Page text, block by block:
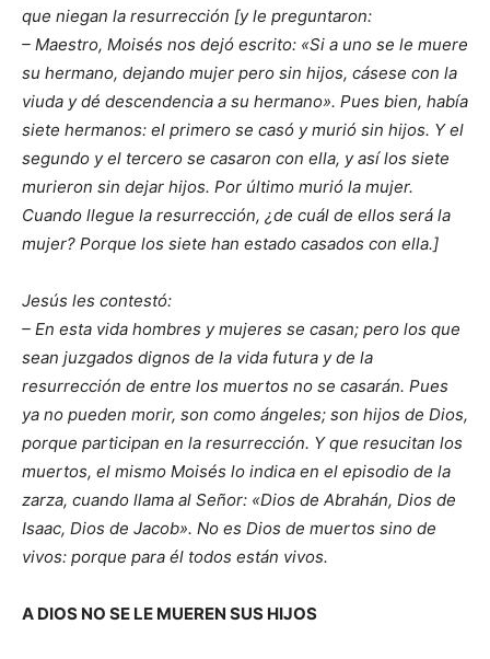
que niegan la resurrección [y le preguntaron:
– Maestro, Moisés nos dejó escrito: «Si a uno se le muere
su hermano, dejando mujer pero sin hijos, cásese con la
viuda y dé descendencia a su hermano». Pues bien, había
siete hermanos: el primero se casó y murió sin hijos. Y el
segundo y el tercero se casaron con ella, y así los siete
murieron sin dejar hijos. Por último murió la mujer.
Cuando llegue la resurrección, ¿de cuál de ellos será la
mujer? Porque los siete han estado casados con ella.]
Jesús les contestó:
– En esta vida hombres y mujeres se casan; pero los que
sean juzgados dignos de la vida futura y de la
resurrección de entre los muertos no se casarán. Pues
ya no pueden morir, son como ángeles; son hijos de Dios,
porque participan en la resurrección. Y que resucitan los
muertos, el mismo Moisés lo indica en el episodio de la
zarza, cuando llama al Señor: «Dios de Abrahán, Dios de
Isaac, Dios de Jacob». No es Dios de muertos sino de
vivos: porque para él todos están vivos.
A DIOS NO SE LE MUEREN SUS HIJOS